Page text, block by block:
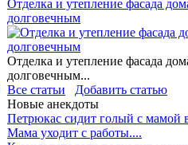
Отделка и утепление фасада
долговечным
Отделка и утепление фасада
долговечным...
Все статьи
Добавить статью
Новые анекдоты
Петрюкас сидит голый с мамой
Мама уходит с работы....